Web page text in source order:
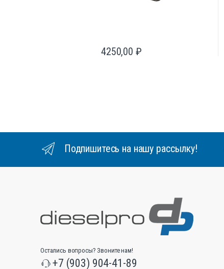
4250,00 ₽
Подпишитесь на нашу рассылку!
Остались вопросы? Звоните нам!
+7 (903) 904-41-89